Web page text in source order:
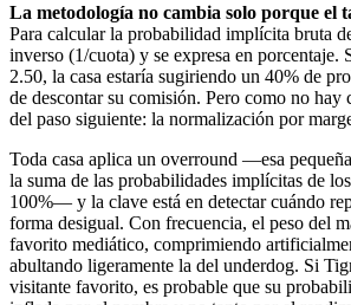
La metodología no cambia solo porque el
Para calcular la probabilidad implícita bruta
inverso (1/cuota) y se expresa en porcentaje.
2.50, la casa estaría sugiriendo un 40% de
de descontar su comisión. Pero como no hay
del paso siguiente: la normalización por
Toda casa aplica un overround —esa
la suma de las probabilidades implícitas de
100%— y la clave está en detectar cuándo
forma desigual. Con frecuencia, el peso del
favorito mediático, comprimiendo
abultando ligeramente la del underdog. Si
visitante favorito, es probable que su